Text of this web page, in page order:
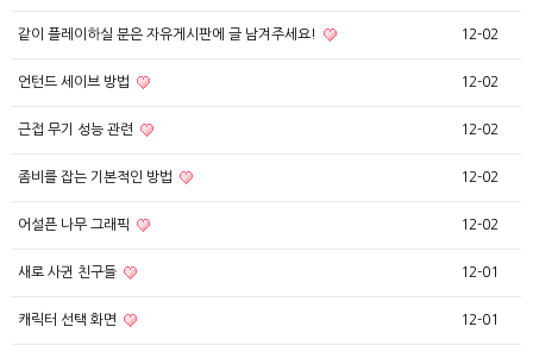
같이 플레이하실 분은 자유게시판에 글 남겨주세요! 12-02
언턴드 세이브 방법 12-02
근접 무기 성능 관련 12-02
좀비를 잡는 기본적인 방법 12-02
어설픈 나무 그래픽 12-02
새로 사귄 친구들 12-01
캐릭터 선택 화면 12-01